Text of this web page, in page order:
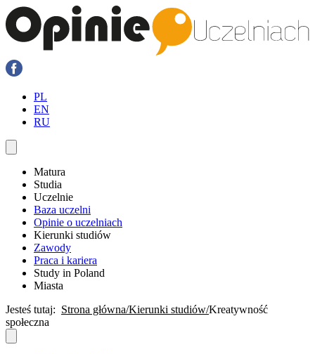
PL
EN
RU
Matura
Studia
Uczelnie
Baza uczelni
Opinie o uczelniach
Kierunki studiów
Zawody
Praca i kariera
Study in Poland
Miasta
Jesteś tutaj: Strona główna Kierunki studiów Kreatywność
społeczna